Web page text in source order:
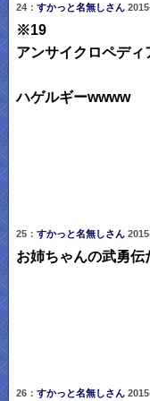
24： すかっと名無しさん
※19
アンサイクロペデ
ハゲルギーwwww
25： すかっと名無しさん
お姉ちゃんの武勇伝
26： すかっと名無しさん